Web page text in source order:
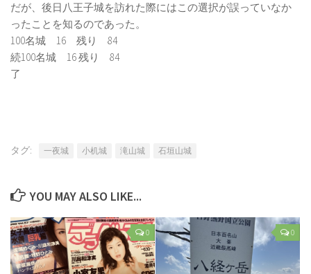
だが、後日八王子城を訪れた際にはこの選択が誤っていなか
ったことを知るのであった。
100名城 16 残り 84
続100名城 16 残り 84
了
タグ: 一夜城 小机城 滝山城 石垣山城
YOU MAY ALSO LIKE...
0 0